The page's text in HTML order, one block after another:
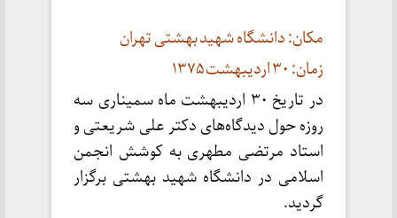
مکان: دانشگاه شهید بهشتی تهران
زمان: ۳۰ اردیبهشت ۱۳۷۵
در تاریخ ۳۰ اردیبهشت ماه سمیناری سه
روزه حول دیدگاه‌های دکتر علی شریعتی و
استاد مرتضی مطهری به کوشش انجمن
اسلامی در دانشگاه شهید بهشتی برگزار
گردید.